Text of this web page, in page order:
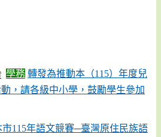
學務 轉發為推動本（115）年度兒
，請各級中小學，鼓勵學生參加
市115年語文競賽─臺灣原住民族語